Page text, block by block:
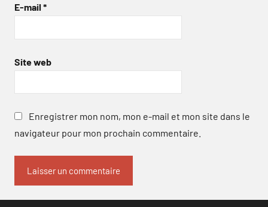
E-mail *
Site web
Enregistrer mon nom, mon e-mail et mon site dans le
navigateur pour mon prochain commentaire.